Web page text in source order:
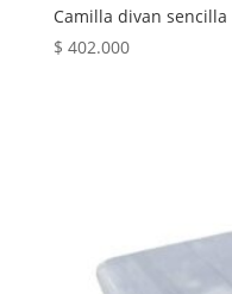
Camilla divan sencilla
$ 402.000